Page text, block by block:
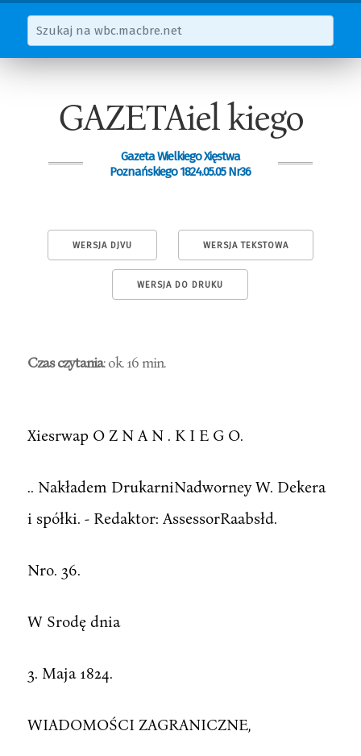
GAZETAiel kiego
Gazeta Wielkiego Xięstwa
Poznańskiego 1824.05.05 Nr36
WERSJA DJVU WERSJA TEKSTOWA
WERSJA DO DRUKU
Czas czytania: ok. 16 min.
Xiesrwap O Z N A N . K I E G O.
.. Nakładem DrukarniNadworney W. Dekera
i spółki. - Redaktor: AssessorRaabsłd.
Nro. 36.
W Srodę dnia
3. Maja 1824.
WIADOMOŚCI ZAGRANICZNE,